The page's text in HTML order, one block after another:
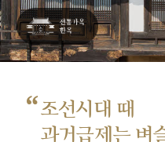
“조선시대 때
과거급제는 벼